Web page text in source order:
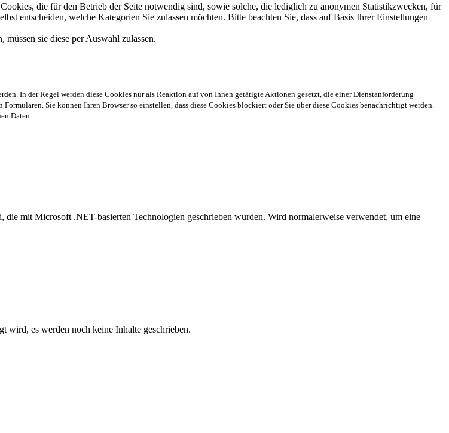
die für den Betrieb der Seite notwendig sind, sowie solche, die lediglich zu anonymen Statistikzwecken, für
entscheiden, welche Kategorien Sie zulassen möchten. Bitte beachten Sie, dass auf Basis Ihrer Einstellungen
sie diese per Auswahl zulassen.
In der Regel werden diese Cookies nur als Reaktion auf von Ihnen getätigte Aktionen gesetzt, die einer Dienstanforderung
Sie können Ihren Browser so einstellen, dass diese Cookies blockiert oder Sie über diese Cookies benachrichtigt werden.
Daten.
mit Microsoft .NET-basierten Technologien geschrieben wurden. Wird normalerweise verwendet, um eine
wird, es werden noch keine Inhalte geschrieben.